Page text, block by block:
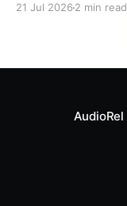
21 Jul 2026 2 min read
AudioRel